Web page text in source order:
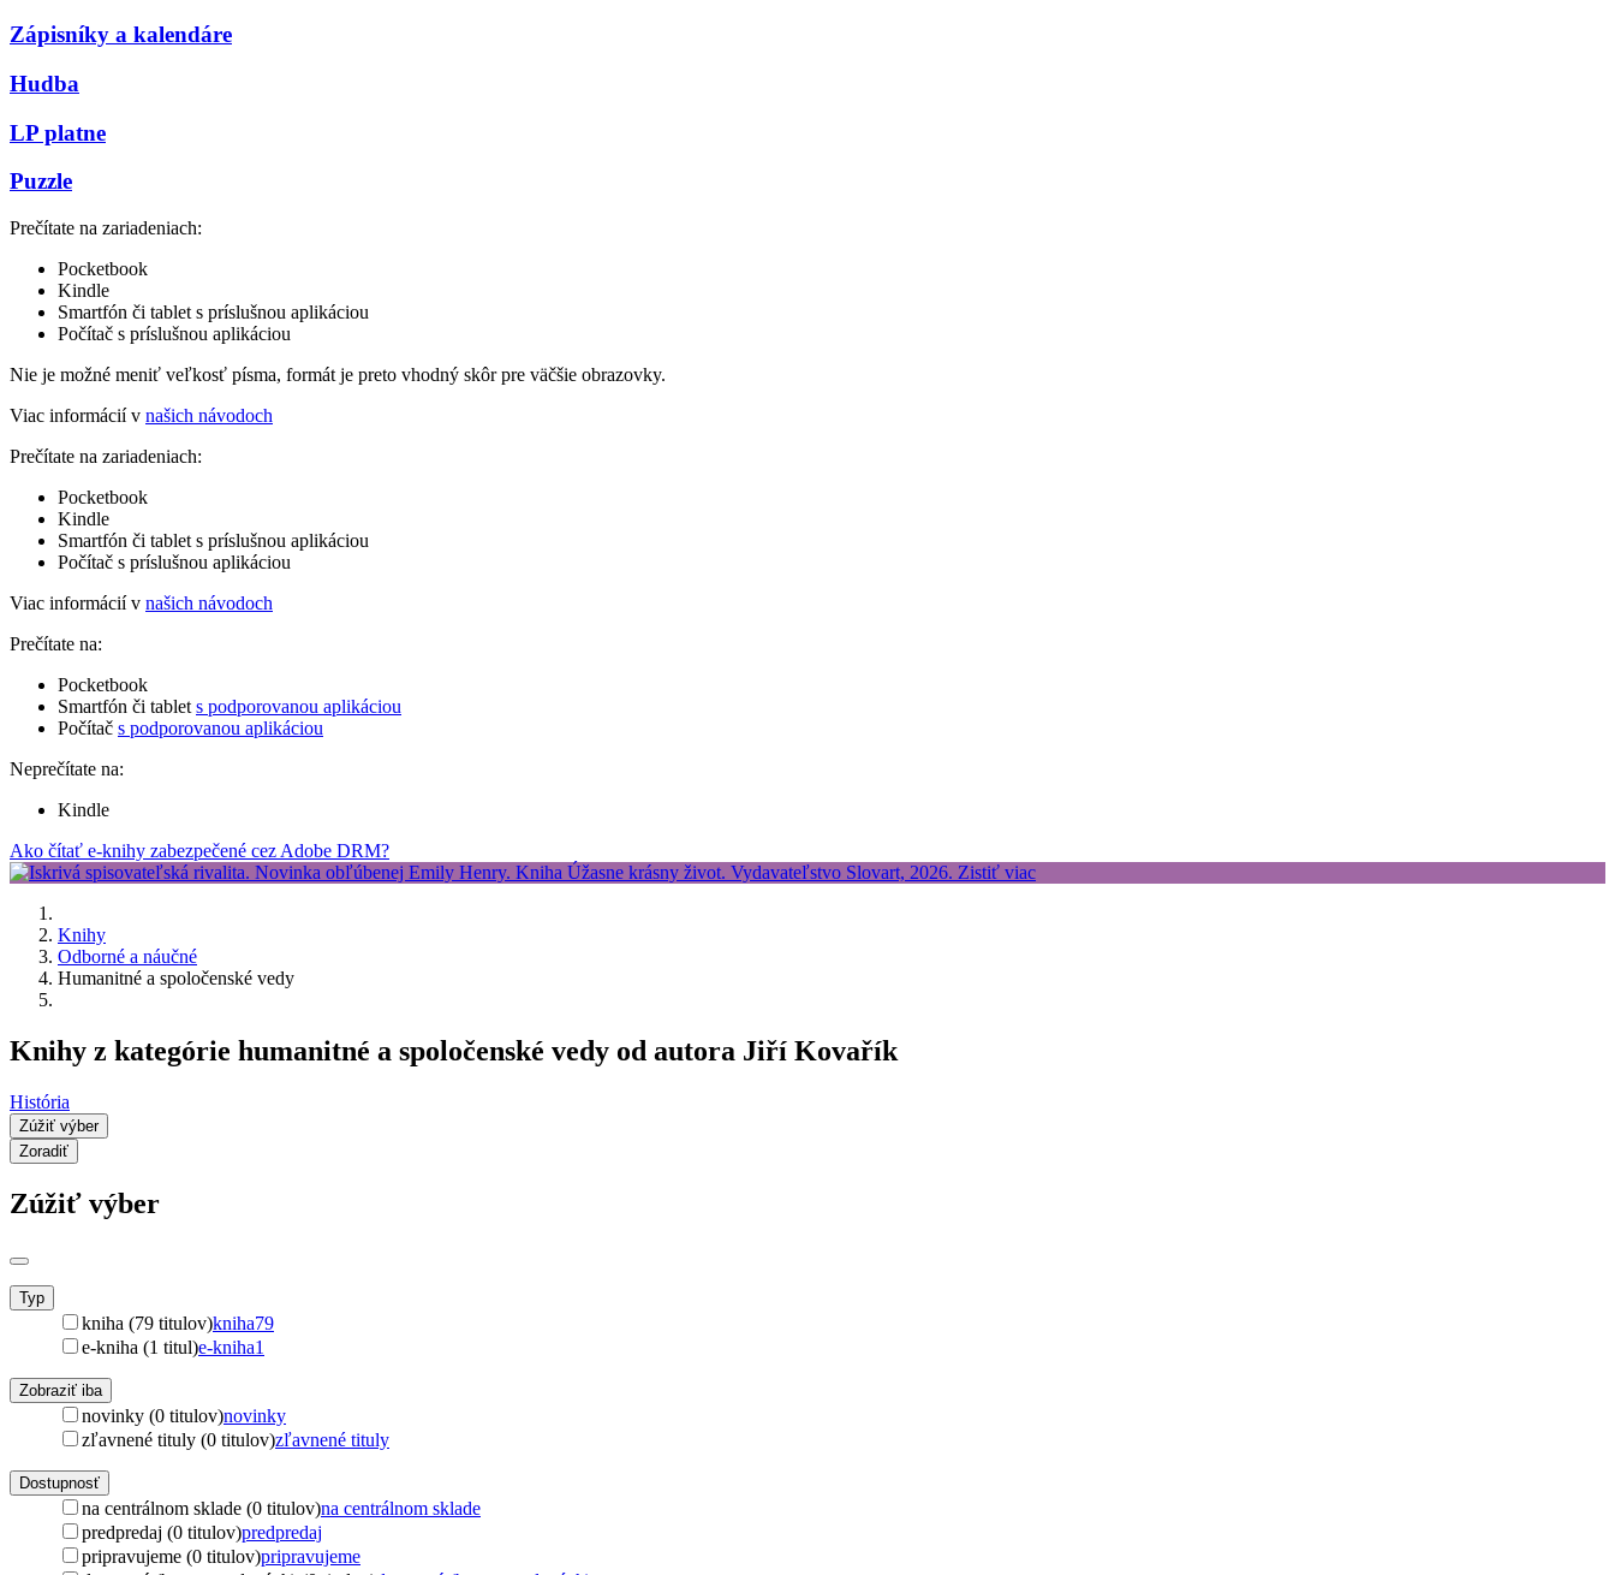
Zápisníky a kalendáre
Hudba
LP platne
Puzzle
Prečítate na zariadeniach:
Pocketbook
Kindle
Smartfón či tablet s príslušnou aplikáciou
Počítač s príslušnou aplikáciou
Nie je možné meniť veľkosť písma, formát je preto vhodný skôr pre väčšie obrazovky.
Viac informácií v našich návodoch
Prečítate na zariadeniach:
Pocketbook
Kindle
Smartfón či tablet s príslušnou aplikáciou
Počítač s príslušnou aplikáciou
Viac informácií v našich návodoch
Prečítate na:
Pocketbook
Smartfón či tablet s podporovanou aplikáciou
Počítač s podporovanou aplikáciou
Neprečítate na:
Kindle
Ako čítať e-knihy zabezpečené cez Adobe DRM?
Knihy
Odborné a náučné
Humanitné a spoločenské vedy
Knihy z kategórie humanitné a spoločenské vedy od autora Jiří Kovařík
História
Zúžiť výber
Zoradiť
Zúžiť výber
Typ
kniha (79 titulov)kniha79
e-kniha (1 titul)e-kniha1
Zobraziť iba
novinky (0 titulov)novinky
zľavnené tituly (0 titulov)zľavnené tituly
Dostupnosť
na centrálnom sklade (0 titulov)na centrálnom sklade
predpredaj (0 titulov)predpredaj
pripravujeme (0 titulov)pripravujeme